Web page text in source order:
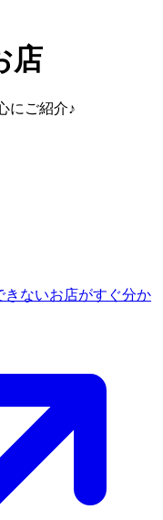
店
にご紹介♪
きないお店がすぐ分か